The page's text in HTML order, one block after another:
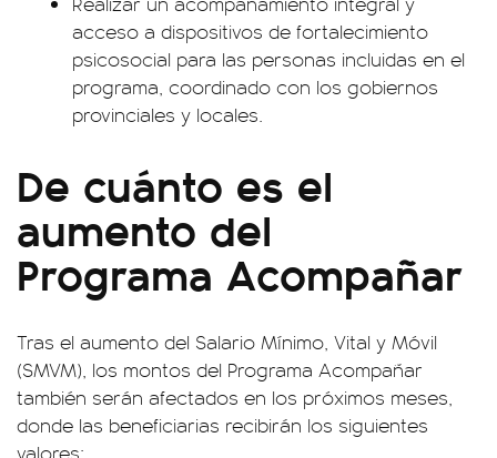
acceso a dispositivos de fortalecimiento
psicosocial para las personas incluidas en el
programa, coordinado con los gobiernos
provinciales y locales.
De cuánto es el
aumento del
Programa Acompañar
Tras el aumento del Salario Mínimo, Vital y Móvil
(SMVM), los montos del Programa Acompañar
también serán afectados en los próximos meses,
donde las beneficiarias recibirán los siguientes
valores: